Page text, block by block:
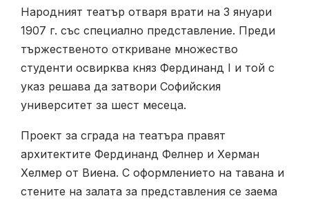
Народният театър отваря врати на 3 януари
1907 г. със специално представление. Преди
тържественото откриване множество
студенти освирква княз Фердинанд I и той с
указ решава да затвори Софийския
университет за шест месеца.
Проект за сграда на театъра правят
архитектите Фердинанд Фелнер и Херман
Хелмер от Виена. С оформлението на тавана и
стените на залата за представления се заема